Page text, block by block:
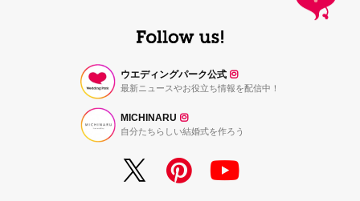
ウエディングパーク公式
最新ニュースやお役立ち情報を配信中！
MICHINARU
自分たちらしい結婚式を作ろう